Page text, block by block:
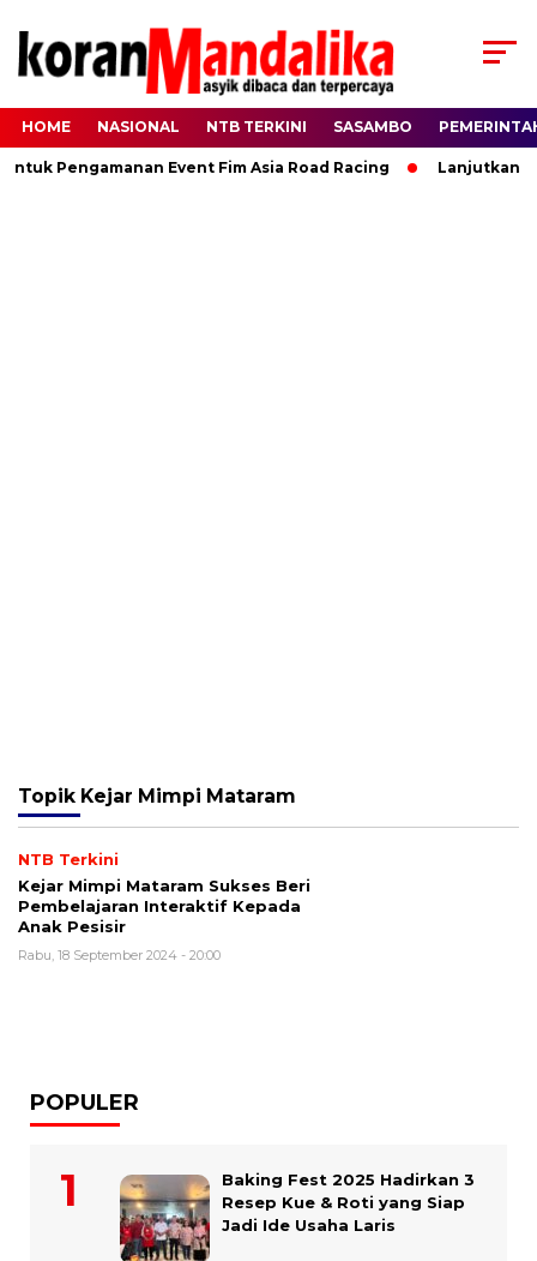
HOME NASIONAL NTB TERKINI SASAMBO
Pengamanan Event Fim Asia Road Racing Lanjutkan
Topik Kejar Mimpi Mataram
NTB Terkini
Kejar Mimpi Mataram Sukses Beri
Pembelajaran Interaktif Kepada
Anak Pesisir
Rabu, 18 September 2024 - 20:00
POPULER
Baking Fest 2025 Hadirkan 3
Resep Kue & Roti yang Siap
Jadi Ide Usaha Laris